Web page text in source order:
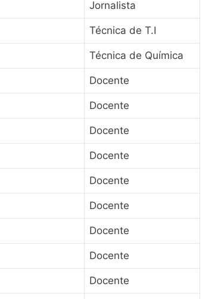
Jornalista
Técnica de T.I
Técnica de Química
Docente
Docente
Docente
Docente
Docente
Docente
Docente
Docente
Docente